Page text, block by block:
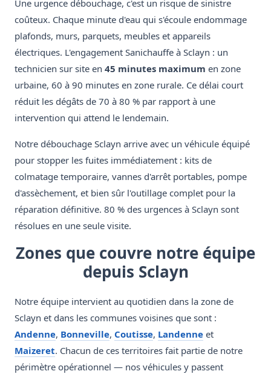
Une urgence débouchage, c'est un risque de sinistre
coûteux. Chaque minute d'eau qui s'écoule endommage
plafonds, murs, parquets, meubles et appareils
électriques. L'engagement Sanichauffe à Sclayn : un
technicien sur site en 45 minutes maximum en zone
urbaine, 60 à 90 minutes en zone rurale. Ce délai court
réduit les dégâts de 70 à 80 % par rapport à une
intervention qui attend le lendemain.
Notre débouchage Sclayn arrive avec un véhicule équipé
pour stopper les fuites immédiatement : kits de
colmatage temporaire, vannes d'arrêt portables, pompe
d'assèchement, et bien sûr l'outillage complet pour la
réparation définitive. 80 % des urgences à Sclayn sont
résolues en une seule visite.
Zones que couvre notre équipe
depuis Sclayn
Notre équipe intervient au quotidien dans la zone de
Sclayn et dans les communes voisines que sont :
Andenne, Bonneville, Coutisse, Landenne et
Maizeret. Chacun de ces territoires fait partie de notre
périmètre opérationnel — nos véhicules y passent